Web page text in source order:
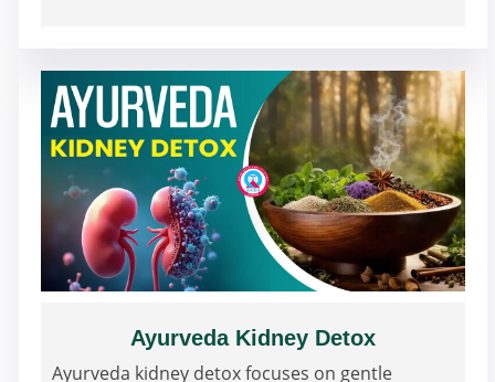
Ayurveda Kidney Detox
Ayurveda kidney detox focuses on gentle